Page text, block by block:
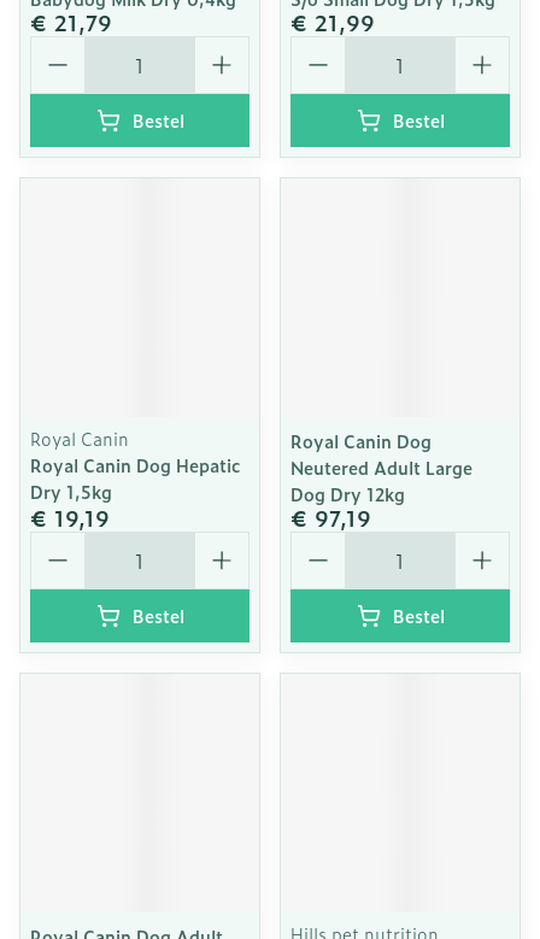
€ 21,79
Aantal
Bestel
€ 21,99
Aantal
Bestel
Royal Canin
Royal Canin Dog Hepatic
Dry 1,5kg
€ 19,19
Aantal
Bestel
Royal Canin Dog
Neutered Adult Large
Dog Dry 12kg
€ 97,19
Aantal
Bestel
Hills pet nutrition